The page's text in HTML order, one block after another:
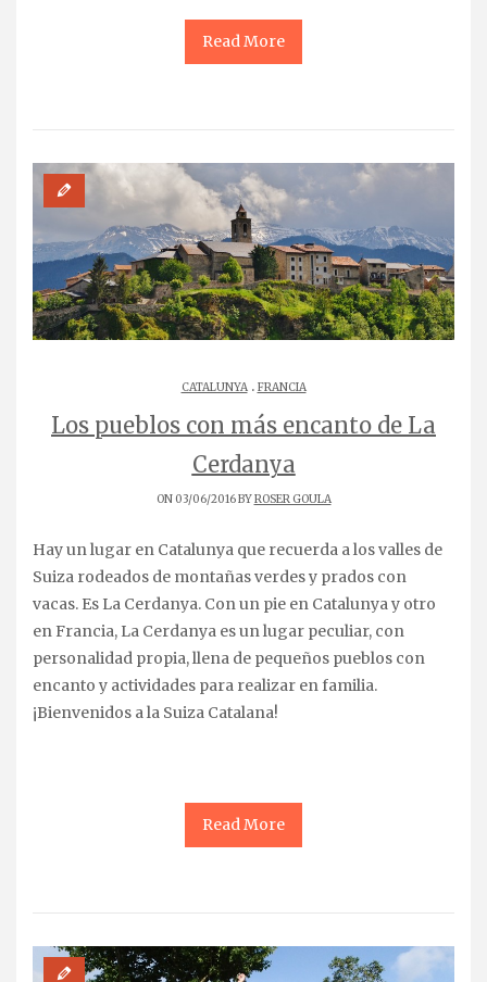
Read More
CATALUNYA. FRANCIA
Los pueblos con más encanto de La
Cerdanya
ON 03/06/2016 BYROSER GOULA
Hay un lugar en Catalunya que recuerda a los valles de
Suiza rodeados de montañas verdes y prados con
vacas. Es La Cerdanya. Con un pie en Catalunya y otro
en Francia, La Cerdanya es un lugar peculiar, con
personalidad propia, llena de pequeños pueblos con
encanto y actividades para realizar en familia.
¡Bienvenidos a la Suiza Catalana!
Read More